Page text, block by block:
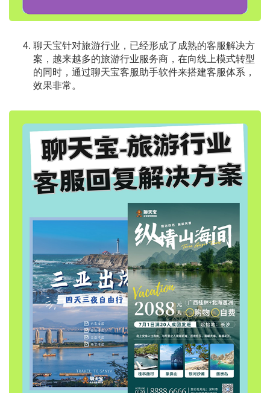
聊天宝针对旅游行业，已经形成了成熟的客服解决方
案，越来越多的旅游行业服务商，在向线上模式转型
的同时，通过聊天宝客服助手软件来搭建客服体系，
效果非常。